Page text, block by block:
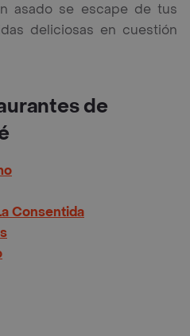
asado se escape de tus
deliciosas en cuestión
de
Consentida